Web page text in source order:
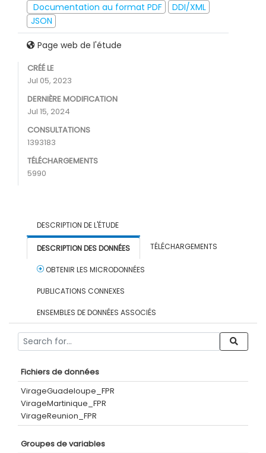
Documentation au format PDF
DDI/XML
JSON
Page web de l'étude
CRÉÉ LE
Jul 05, 2023
DERNIÈRE MODIFICATION
Jul 15, 2024
CONSULTATIONS
1393183
TÉLÉCHARGEMENTS
5990
DESCRIPTION DE L'ÉTUDE
DESCRIPTION DES DONNÉES TÉLÉCHARGEMENTS
OBTENIR LES MICRODONNÉES
PUBLICATIONS CONNEXES
ENSEMBLES DE DONNÉES ASSOCIÉS
Fichiers de données
VirageGuadeloupe_FPR
VirageMartinique_FPR
VirageReunion_FPR
Groupes de variables